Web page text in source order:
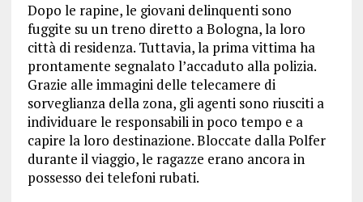
Dopo le rapine, le giovani delinquenti sono
fuggite su un treno diretto a Bologna, la loro
città di residenza. Tuttavia, la prima vittima ha
prontamente segnalato l’accaduto alla polizia.
Grazie alle immagini delle telecamere di
sorveglianza della zona, gli agenti sono riusciti a
individuare le responsabili in poco tempo e a
capire la loro destinazione. Bloccate dalla Polfer
durante il viaggio, le ragazze erano ancora in
possesso dei telefoni rubati.